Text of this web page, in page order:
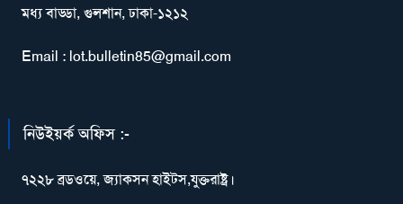
মধ্য বাড্ডা, গুলশান, ঢাকা-১২১২
Email : lot.bulletin85@gmail.com
নিউইয়র্ক অফিস :-
৭২২৮ ব্রডওয়ে, জ্যাকসন হাইটস,যুক্তরাষ্ট্র।